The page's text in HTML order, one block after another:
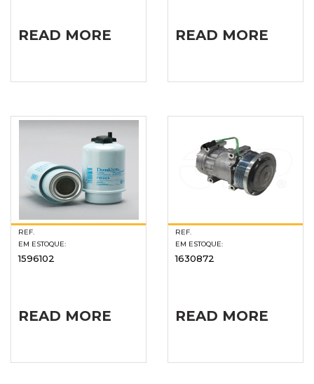
READ MORE READ MORE
REF.
EM ESTOQUE:
1596102
READ MORE
REF.
EM ESTOQUE:
1630872
READ MORE